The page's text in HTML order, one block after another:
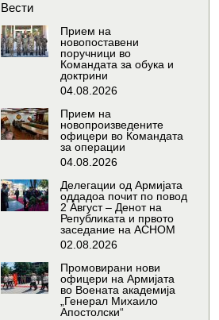
Вести
Прием на
новопоставени
поручници во
Командата за обука и
доктрини
04.08.2026
Прием на
новопроизведените
офицери во Командата
за операции
04.08.2026
Делегации од Армијата
оддадоа почит по повод
2 Август – Денот на
Републиката и првото
заседание на АСНОМ
02.08.2026
Промовирани нови
офицери на Армијата
во Воената академија
„Генерал Михаило
Апостолски“